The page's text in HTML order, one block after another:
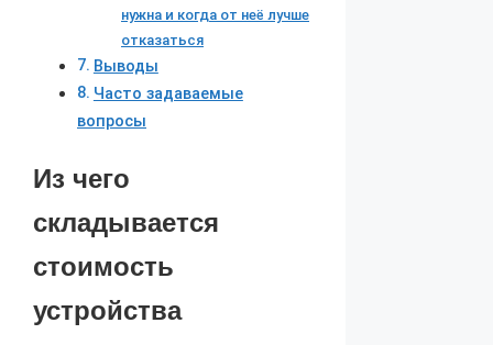
нужна и когда от неё лучше
отказаться
Выводы
Часто задаваемые
вопросы
Из чего
складывается
стоимость
устройства